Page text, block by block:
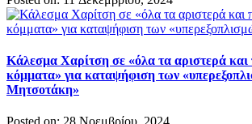
Κάλεσμα Χαρίτση σε «όλα τα αριστερά και
κόμματα» για καταψήφιση των
Μητσοτάκη»